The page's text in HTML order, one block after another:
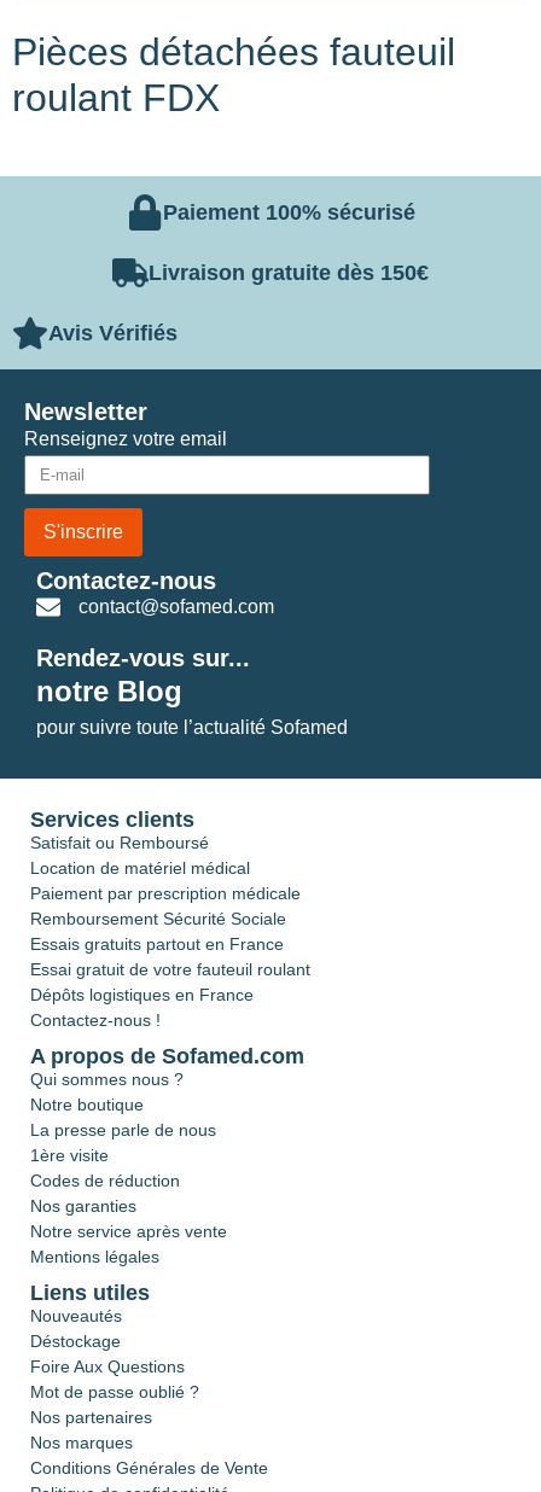
Pièces détachées fauteuil
roulant FDX
Paiement 100% sécurisé
Livraison gratuite dès 150€
Avis Vérifiés
Renseignez votre email
S'inscrire
Newsletter
Contactez-nous
contact@sofamed.com
Rendez-vous sur...
notre Blog
pour suivre toute l’actualité Sofamed
Services clients
Satisfait ou Remboursé
Location de matériel médical
Paiement par prescription médicale
Remboursement Sécurité Sociale
Essais gratuits partout en France
Essai gratuit de votre fauteuil roulant
Dépôts logistiques en France
Contactez-nous !
A propos de Sofamed.com
Qui sommes nous ?
Notre boutique
La presse parle de nous
1ère visite
Codes de réduction
Nos garanties
Notre service après vente
Mentions légales
Liens utiles
Nouveautés
Déstockage
Foire Aux Questions
Mot de passe oublié ?
Nos partenaires
Nos marques
Conditions Générales de Vente